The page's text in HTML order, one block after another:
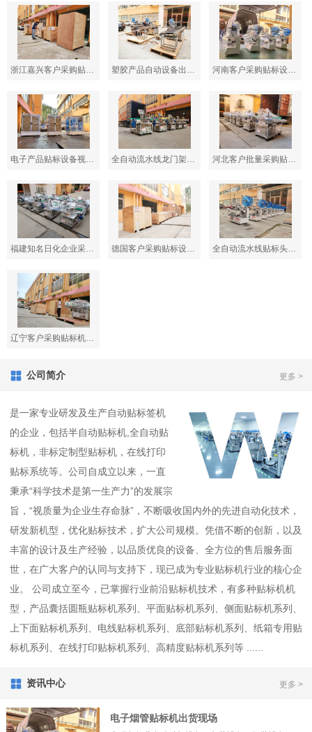
浙江嘉兴客户采购贴标设备出货现场 塑胶产品自动设备出货现场 河南客户采购贴标设备出货现场
电子产品贴标设备视频出货现场 全自动流水线龙门架贴标机出货现场 河北客户批量采购贴标出货现场
福建知名日化企业采购出货现场 德国客户采购贴标设备出货现场 全自动流水线贴标头出货现场
辽宁客户采购贴标机出货现场
公司简介 更多 >
是一家专业研发及生产自动贴标签机
的企业，包括半自动贴标机,全自动贴
标机，非标定制型贴标机，在线打印
贴标系统等。公司自成立以来，一直
秉承“科学技术是第一生产力”的发展宗
旨，“视质量为企业生存命脉”，不断吸收国内外的先进自动化技术，
研发新机型，优化贴标技术，扩大公司规模。凭借不断的创新，以及
丰富的设计及生产经验，以品质优良的设备、全方位的售后服务面
世，在广大客户的认同与支持下，现已成为专业贴标机行业的核心企
业。 公司成立至今，已掌握行业前沿贴标机技术，有多种贴标机机
型，产品囊括圆瓶贴标机系列、平面贴标机系列、侧面贴标机系列、
上下面贴标机系列、电线贴标机系列、底部贴标机系列、纸箱专用贴
标机系列、在线打印贴标机系列、高精度贴标机系列等 ......
资讯中心 更多 >
电子烟管贴标机出货现场